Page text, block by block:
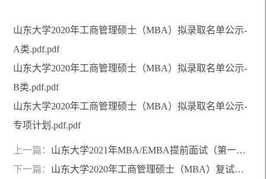
山东大学2020年工商管理硕士（MBA）拟录取名单公示-
A类.pdf.pdf
山东大学2020年工商管理硕士（MBA）拟录取名单公示-
B类.pdf.pdf
山东大学2020年工商管理硕士（MBA）拟录取名单公示-
专项计划.pdf.pdf
上一篇：
山东大学2021年MBA/EMBA提前面试（第一批）工作通知
下一篇：
山东大学2020年工商管理硕士（MBA）复试成绩公示